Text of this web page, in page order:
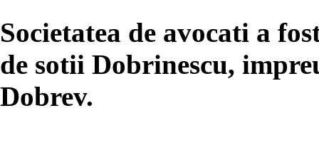
Societatea de avocati a
de sotii Dobrinescu,
Dobrev.